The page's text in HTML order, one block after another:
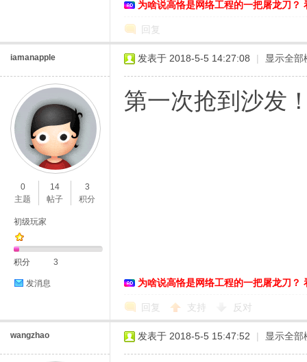
为啥说高恪是网络工程的一把屠龙刀？
回复
iamanapple
0
主题
14
帖子
3
积分
初级玩家
积分 3
发消息
发表于 2018-5-5 14:27:08 | 显示全部
第一次抢到沙发
为啥说高恪是网络工程的一把屠龙刀？
回复 支持 反对
wangzhao 发表于 2018-5-5 15:47:52 | 显示全部